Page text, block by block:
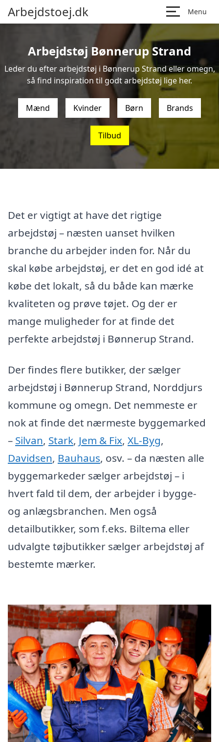
Arbejdstoej.dk Menu
Arbejdstøj Bønnerup Strand
Leder du efter arbejdstøj i Bønnerup Strand eller omegn,
så find inspiration til godt arbejdstøj lige her.
Mænd Kvinder Børn Brands
Tilbud
Det er vigtigt at have det rigtige
arbejdstøj – næsten uanset hvilken
branche du arbejder inden for. Når du
skal købe arbejdstøj, er det en god idé at
købe det lokalt, så du både kan mærke
kvaliteten og prøve tøjet. Og der er
mange muligheder for at finde det
perfekte arbejdstøj i Bønnerup Strand.
Der findes flere butikker, der sælger
arbejdstøj i Bønnerup Strand, Norddjurs
kommune og omegn. Det nemmeste er
nok at finde det nærmeste byggemarked
– Silvan, Stark, Jem & Fix, XL-Byg,
Davidsen, Bauhaus, osv. – da næsten alle
byggemarkeder sælger arbejdstøj – i
hvert fald til dem, der arbejder i bygge-
og anlægsbranchen. Men også
detailbutikker, som f.eks. Biltema eller
udvalgte tøjbutikker sælger arbejdstøj af
bestemte mærker.